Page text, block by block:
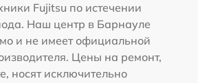
Fujitsu по истечении
Наш центр в Барнауле
и не имеет официальной
Цены на ремонт,
носят исключительно